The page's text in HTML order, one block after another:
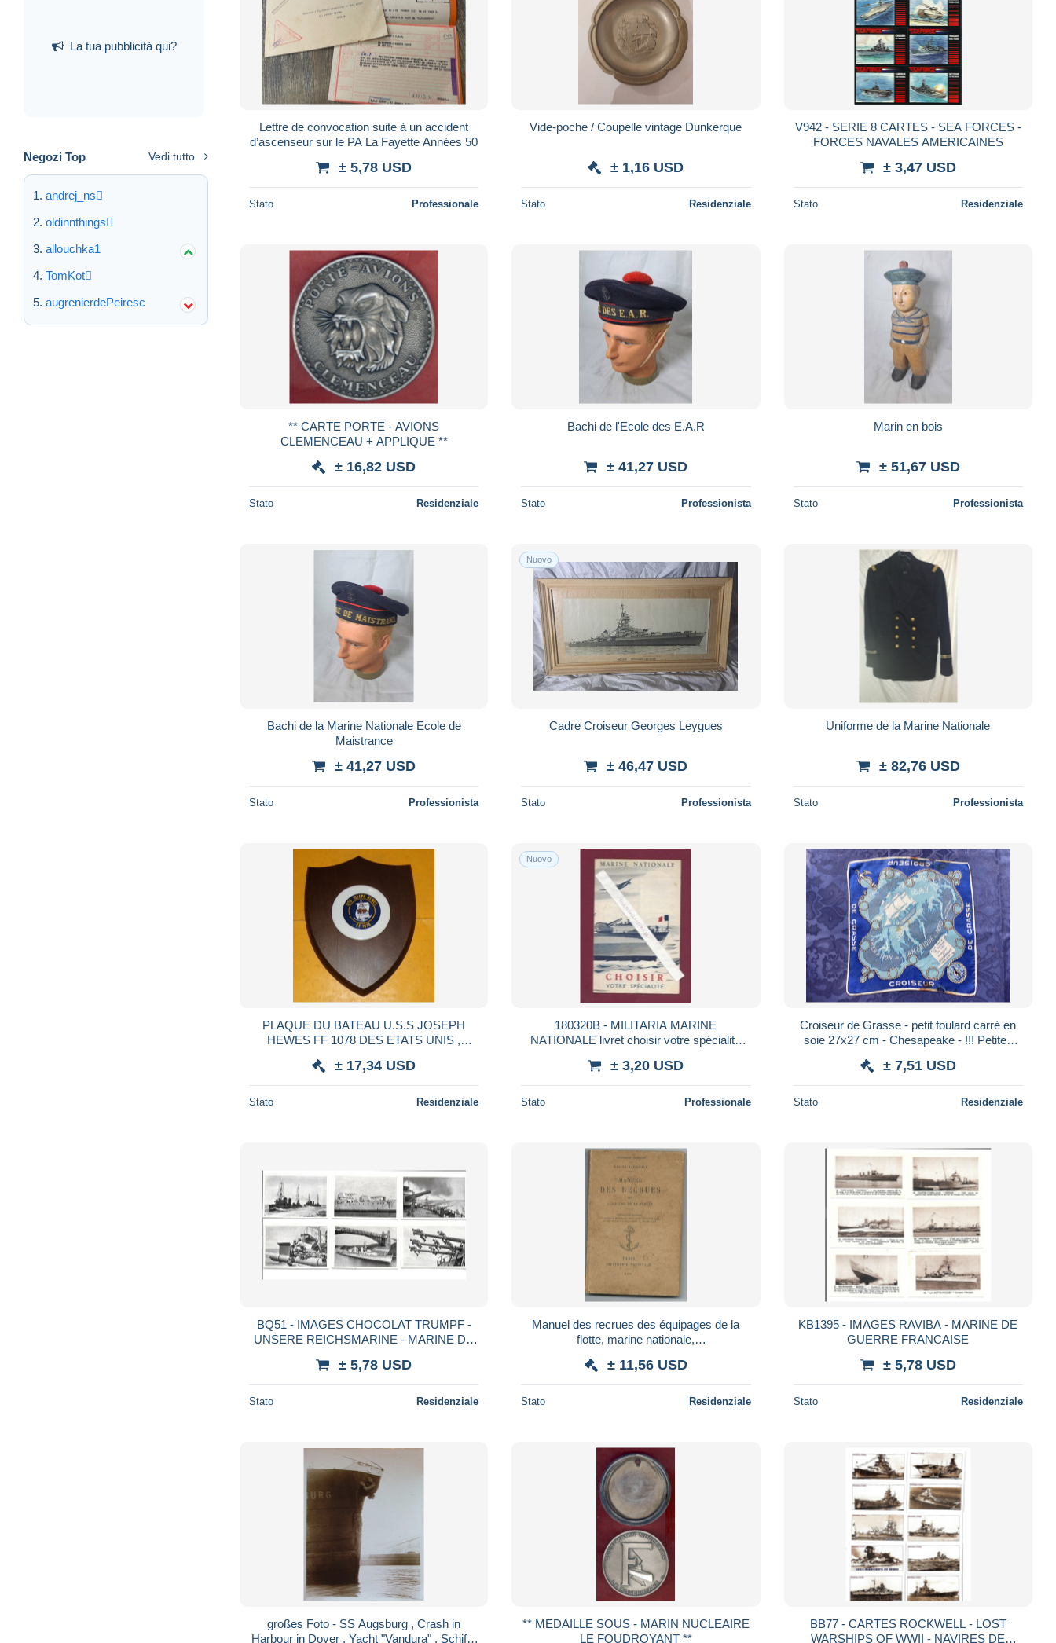
La tua pubblicità qui?
Negozi Top Vedi tutto
andrej_ns
oldinnthings
allouchka1
TomKot
augrenierdePeiresc
Lettre de convocation suite à un accident
d’ascenseur sur le PA La Fayette Années 50
± 5,78 USD
Stato Professionale
Vide-poche / Coupelle vintage Dunkerque
± 1,16 USD
Stato Residenziale
V942 - SERIE 8 CARTES - SEA FORCES -
FORCES NAVALES AMERICAINES
± 3,47 USD
Stato Residenziale
** CARTE PORTE - AVIONS
CLEMENCEAU + APPLIQUE **
± 16,82 USD
Stato Residenziale
Bachi de l'Ecole des E.A.R
± 41,27 USD
Stato Professionista
Marin en bois
± 51,67 USD
Stato Professionista
Bachi de la Marine Nationale Ecole de
Maistrance
± 41,27 USD
Stato Professionista
Nuovo
Cadre Croiseur Georges Leygues
± 46,47 USD
Stato Professionista
Uniforme de la Marine Nationale
± 82,76 USD
Stato Professionista
PLAQUE DU BATEAU U.S.S JOSEPH
HEWES FF 1078 DES ETATS UNIS ,
CERAMIQUE , POIDS 450
± 17,34 USD
Stato Residenziale
Nuovo
180320B - MILITARIA MARINE
NATIONALE livret choisir votre spécialité
± 3,20 USD
Stato Professionale
Croiseur de Grasse - petit foulard carré en
soie 27x27 cm - Chesapeake - !!! Petites
± 7,51 USD
Stato Residenziale
BQ51 - IMAGES CHOCOLAT TRUMPF -
UNSERE REICHSMARINE - MARINE DE
± 5,78 USD
Stato Residenziale
Manuel des recrues des équipages de la
flotte, marine nationale,
s, signaux
± 11,56 USD
Stato Residenziale
KB1395 - IMAGES RAVIBA - MARINE DE
GUERRE FRANCAISE
± 5,78 USD
Stato Residenziale
großes Foto - SS Augsburg , Crash in
Harbour in Dover , Yacht "Vandura" , Schiff ,
** MEDAILLE SOUS - MARIN NUCLEAIRE
LE FOUDROYANT **
BB77 - CARTES ROCKWELL - LOST
WARSHIPS OF WWII - NAVIRES DE